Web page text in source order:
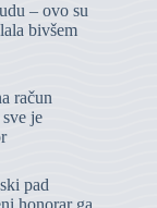
– ovo su
bivšem
račun
je
pad